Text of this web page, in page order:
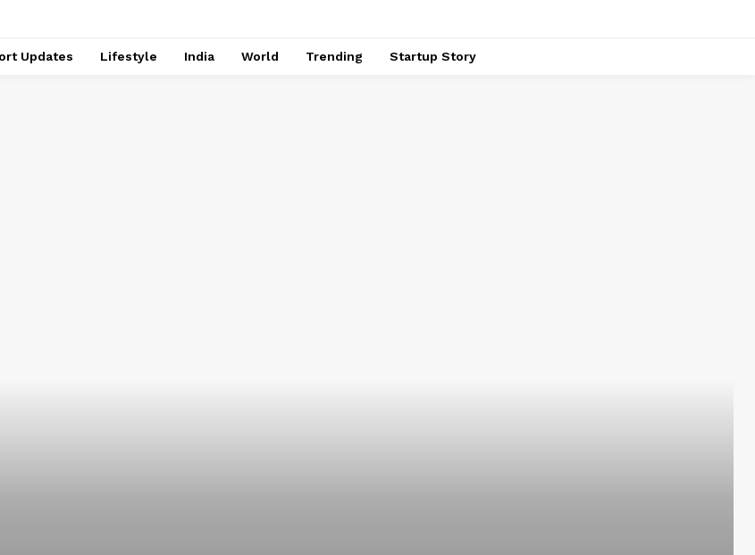
Updates Lifestyle India World Trending Startup Story